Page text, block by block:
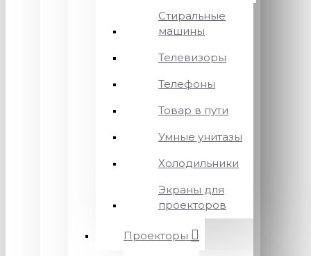
Стиральные
машины
Телевизоры
Телефоны
Товар в пути
Умные унитазы
Холодильники
Экраны для
проекторов
Проекторы